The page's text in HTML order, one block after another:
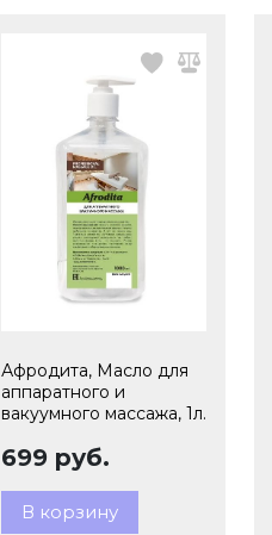
Афродита, Масло для
аппаратного и
вакуумного массажа, 1л.
699 руб.
В корзину